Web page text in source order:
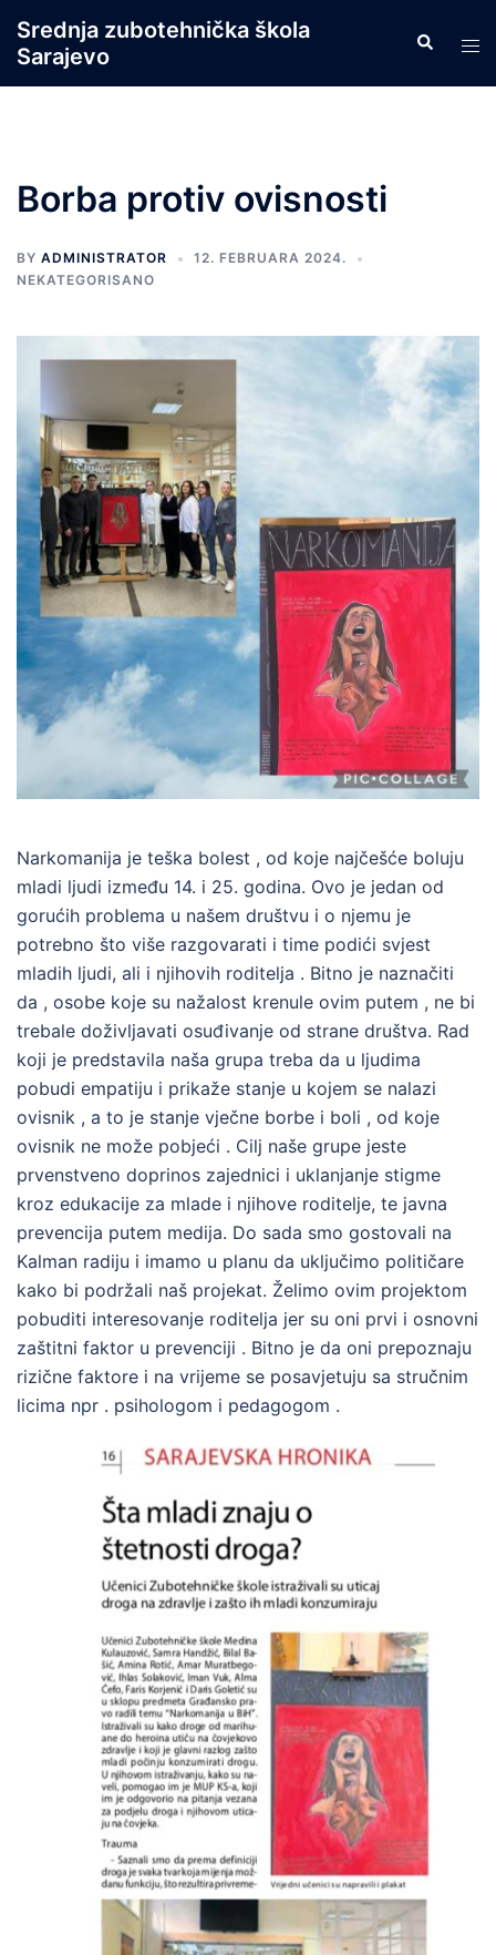
content
Srednja zubotehnička škola
Sarajevo
Search
Borba protiv ovisnosti
BY ADMINISTRATOR
12. FEBRUARA 2024.
NEKATEGORISANO
Narkomanija je teška bolest , od koje najčešće boluju
mladi ljudi između 14. i 25. godina. Ovo je jedan od
gorućih problema u našem društvu i o njemu je
potrebno što više razgovarati i time podići svjest
mladih ljudi, ali i njihovih roditelja . Bitno je naznačiti
da , osobe koje su nažalost krenule ovim putem , ne bi
trebale doživljavati osuđivanje od strane društva. Rad
koji je predstavila naša grupa treba da u ljudima
pobudi empatiju i prikaže stanje u kojem se nalazi
ovisnik , a to je stanje vječne borbe i boli , od koje
ovisnik ne može pobjeći . Cilj naše grupe jeste
prvenstveno doprinos zajednici i uklanjanje stigme
kroz edukacije za mlade i njihove roditelje, te javna
prevencija putem medija. Do sada smo gostovali na
Kalman radiju i imamo u planu da uključimo političare
kako bi podržali naš projekat. Želimo ovim projektom
pobuditi interesovanje roditelja jer su oni prvi i osnovni
zaštitni faktor u prevenciji . Bitno je da oni prepoznaju
rizične faktore i na vrijeme se posavjetuju sa stručnim
licima npr . psihologom i pedagogom .